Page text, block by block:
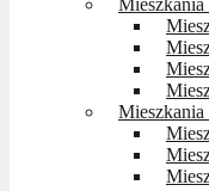
Mieszkania